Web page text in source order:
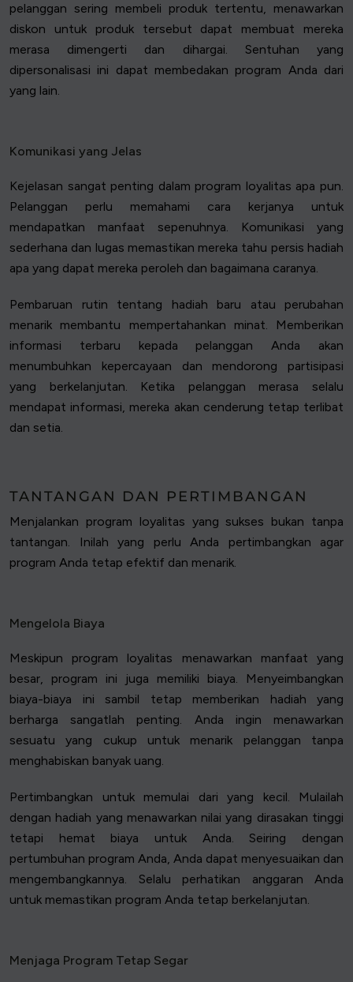
pelanggan sering membeli produk tertentu, menawarkan
diskon untuk produk tersebut dapat membuat mereka
merasa dimengerti dan dihargai. Sentuhan yang
dipersonalisasi ini dapat membedakan program Anda dari
yang lain.
Komunikasi yang Jelas
Kejelasan sangat penting dalam program loyalitas apa pun.
Pelanggan perlu memahami cara kerjanya untuk
mendapatkan manfaat sepenuhnya. Komunikasi yang
sederhana dan lugas memastikan mereka tahu persis hadiah
apa yang dapat mereka peroleh dan bagaimana caranya.
Pembaruan rutin tentang hadiah baru atau perubahan
menarik membantu mempertahankan minat. Memberikan
informasi terbaru kepada pelanggan Anda akan
menumbuhkan kepercayaan dan mendorong partisipasi
yang berkelanjutan. Ketika pelanggan merasa selalu
mendapat informasi, mereka akan cenderung tetap terlibat
dan setia.
TANTANGAN DAN PERTIMBANGAN
Menjalankan program loyalitas yang sukses bukan tanpa
tantangan. Inilah yang perlu Anda pertimbangkan agar
program Anda tetap efektif dan menarik.
Mengelola Biaya
Meskipun program loyalitas menawarkan manfaat yang
besar, program ini juga memiliki biaya. Menyeimbangkan
biaya-biaya ini sambil tetap memberikan hadiah yang
berharga sangatlah penting. Anda ingin menawarkan
sesuatu yang cukup untuk menarik pelanggan tanpa
menghabiskan banyak uang.
Pertimbangkan untuk memulai dari yang kecil. Mulailah
dengan hadiah yang menawarkan nilai yang dirasakan tinggi
tetapi hemat biaya untuk Anda. Seiring dengan
pertumbuhan program Anda, Anda dapat menyesuaikan dan
mengembangkannya. Selalu perhatikan anggaran Anda
untuk memastikan program Anda tetap berkelanjutan.
Menjaga Program Tetap Segar